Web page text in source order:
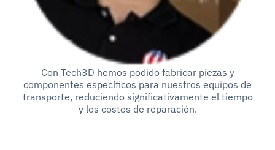
Con Tech3D hemos podido fabricar piezas y
componentes específicos para nuestros equipos de
transporte, reduciendo significativamente el tiempo
y los costos de reparación.